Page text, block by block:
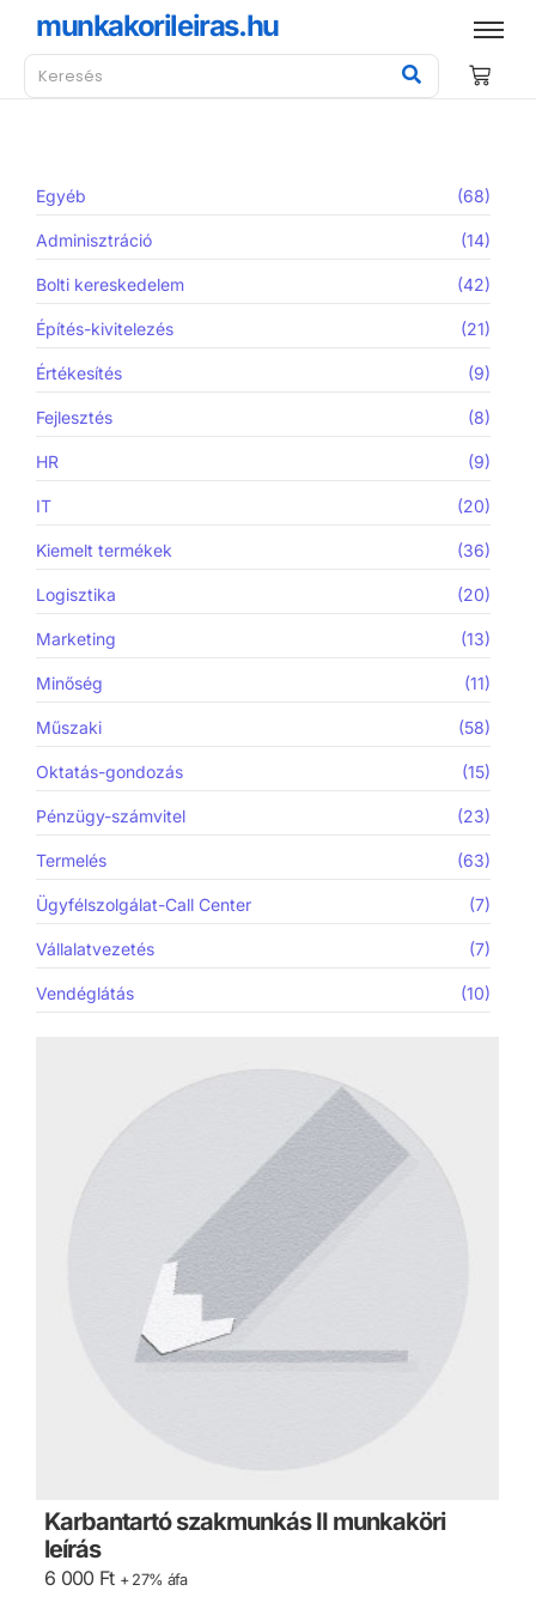
munkakorileiras.hu
Egyéb (68)
Adminisztráció (14)
Bolti kereskedelem (42)
Építés-kivitelezés (21)
Értékesítés (9)
Fejlesztés (8)
HR (9)
IT (20)
Kiemelt termékek (36)
Logisztika (20)
Marketing (13)
Minőség (11)
Műszaki (58)
Oktatás-gondozás (15)
Pénzügy-számvitel (23)
Termelés (63)
Ügyfélszolgálat-Call Center (7)
Vállalatvezetés (7)
Vendéglátás (10)
Karbantartó szakmunkás II munkaköri
leírás
6 000 Ft + 27% áfa